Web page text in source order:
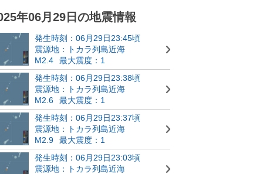
年06月29日の地震情報
発生時刻：06月29日23:45頃
震源地：トカラ列島近海
M2.4
最大震度：1
発生時刻：06月29日23:38頃
震源地：トカラ列島近海
M2.6
最大震度：1
発生時刻：06月29日23:37頃
震源地：トカラ列島近海
M2.9
最大震度：1
発生時刻：06月29日23:03頃
震源地：トカラ列島近海